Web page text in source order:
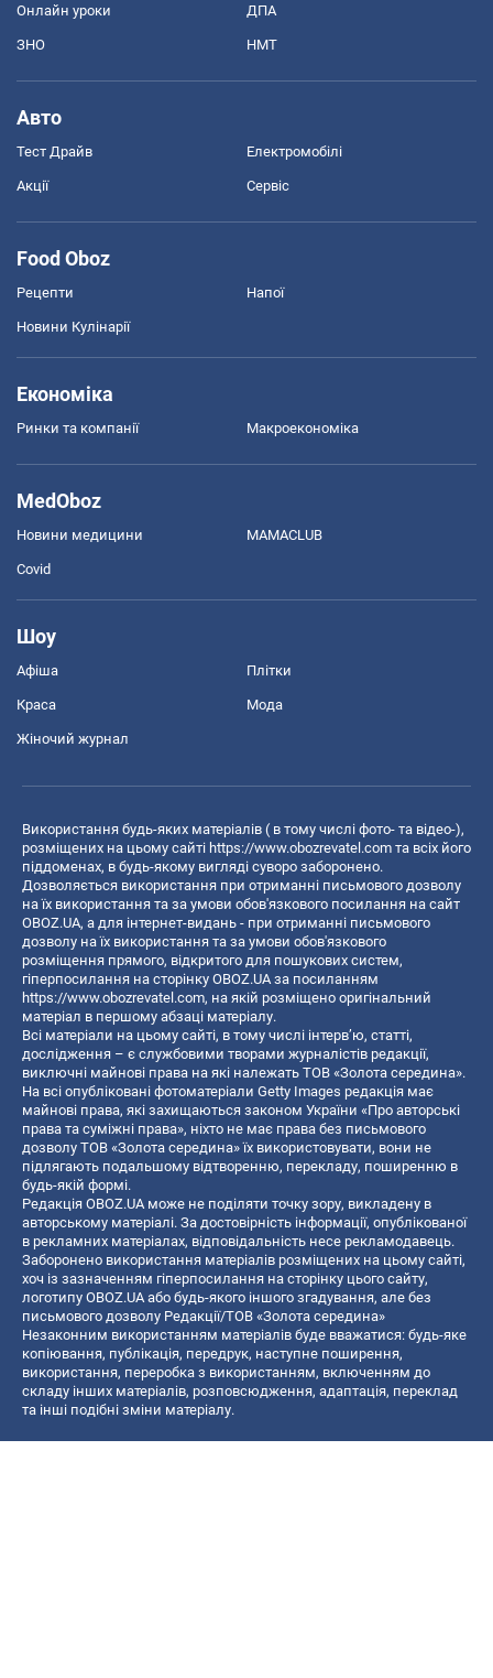
Онлайн уроки ДПА
ЗНО НМТ
Авто
Тест Драйв Електромобілі
Акції Сервіс
Food Oboz
Рецепти Напої
Новини Кулінарії
Економіка
Ринки та компанії Макроекономіка
MedOboz
Новини медицини MAMACLUB
Covid
Шоу
Афіша Плітки
Краса Мода
Жіночий журнал
Використання будь-яких матеріалів ( в тому числі фото- та відео-),
розміщених на цьому сайті https://www.obozrevatel.com та всіх його
піддоменах, в будь-якому вигляді суворо заборонено.
Дозволяється використання при отриманні письмового дозволу
на їх використання та за умови обов'язкового посилання на сайт
OBOZ.UA, а для інтернет-видань - при отриманні письмового
дозволу на їх використання та за умови обов'язкового
розміщення прямого, відкритого для пошукових систем,
гіперпосилання на сторінку OBOZ.UA за посиланням
https://www.obozrevatel.com, на якій розміщено оригінальний
матеріал в першому абзаці матеріалу.
Всі матеріали на цьому сайті, в тому числі інтерв’ю, статті,
дослідження – є службовими творами журналістів редакції,
виключні майнові права на які належать ТОВ «Золота середина».
На всі опубліковані фотоматеріали Getty Images редакція має
майнові права, які захищаються законом України «Про авторські
права та суміжні права», ніхто не має права без письмового
дозволу ТОВ «Золота середина» їх використовувати, вони не
підлягають подальшому відтворенню, перекладу, поширенню в
будь-якій формі.
Редакція OBOZ.UA може не поділяти точку зору, викладену в
авторському матеріалі. За достовірність інформації, опублікованої
в рекламних матеріалах, відповідальність несе рекламодавець.
Заборонено використання матеріалів розміщених на цьому сайті,
хоч із зазначенням гіперпосилання на сторінку цього сайту,
логотипу OBOZ.UA або будь-якого іншого згадування, але без
письмового дозволу Редакції/ТОВ «Золота середина»
Незаконним використанням матеріалів буде вважатися: будь-яке
копiювання, публiкацiя, передрук, наступне поширення,
використання, переробка з використанням, включенням до
складу інших матеріалів, розповсюдження, адаптація, переклад
та інші подібні зміни матеріалу.